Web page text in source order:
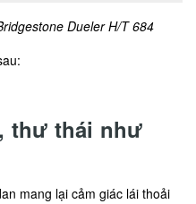
Dueler H/T 684
thư thái như
mang lại cảm giác lái thoải